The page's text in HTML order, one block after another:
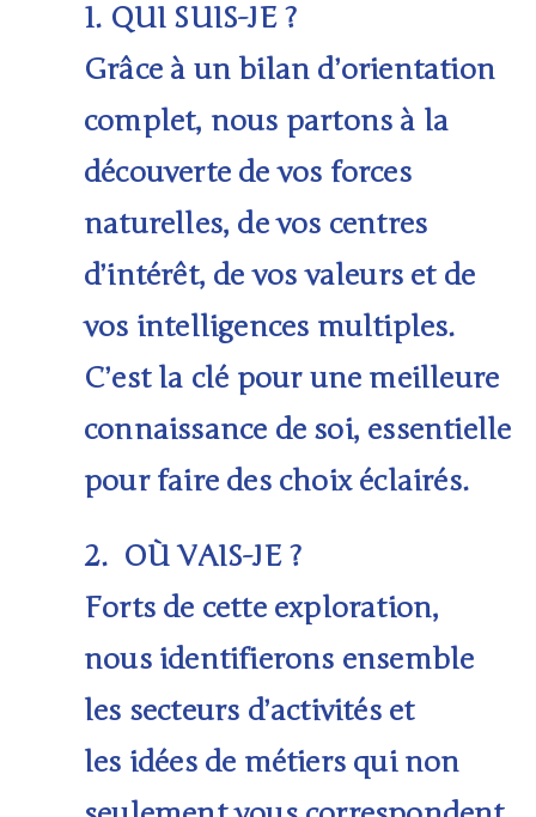
1. QUI SUIS-JE ?
Grâce à un bilan d’orientation
complet, nous partons à la
découverte de vos forces
naturelles, de vos centres
d’intérêt, de vos valeurs et de
vos intelligences multiples.
C’est la clé pour une meilleure
connaissance de soi, essentielle
pour faire des choix éclairés.
2. OÙ VAIS-JE ?
Forts de cette exploration,
nous identifierons ensemble
les secteurs d’activitéset
les idées de métiers qui non